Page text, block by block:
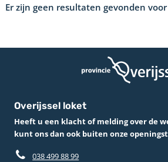
Er zijn geen resultaten gevonden voor
Overijssel loket
Heeft u een klacht of melding over de
kunt ons dan ook buiten onze
038 499 88 99